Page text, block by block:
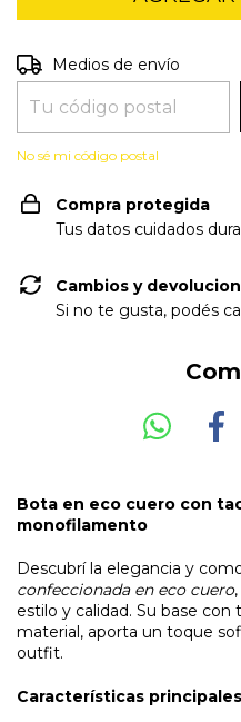
Entregas para el CP:
Medios de envío
No sé mi código postal
Compra protegida
Tus datos cuidados
Cambios y
Si no te gusta, podés
Bota en eco cuero con
monofilamento
Descubrí la elegancia y
confeccionada en eco cuero
estilo y calidad. Su base
material, aporta un toque
outfit.
Características